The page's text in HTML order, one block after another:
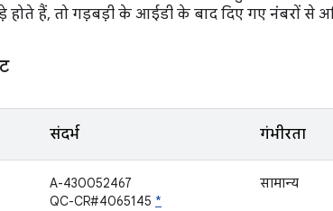
हैं, तो गड़बड़ी के आईडी के बाद दिए गए नंबरों से
संदर्भ गंभीरता
A-430052467
QC-CR#4065145 *
सामान्य